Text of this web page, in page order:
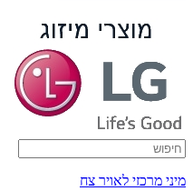
מיני מרכזי לאויר צח